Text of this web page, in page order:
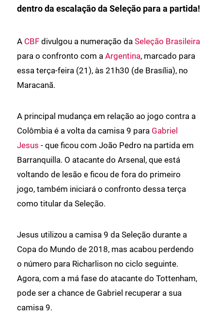
dentro da escalação da Seleção para a partida!
A CBF divulgou a numeração da Seleção Brasileira
para o confronto com a Argentina, marcado para
essa terça-feira (21), às 21h30 (de Brasília), no
Maracanã.
A principal mudança em relação ao jogo contra a
Colômbia é a volta da camisa 9 para Gabriel
Jesus - que ficou com João Pedro na partida em
Barranquilla. O atacante do Arsenal, que está
voltando de lesão e ficou de fora do primeiro
jogo, também iniciará o confronto dessa terça
como titular da Seleção.
Jesus utilizou a camisa 9 da Seleção durante a
Copa do Mundo de 2018, mas acabou perdendo
o número para Richarlison no ciclo seguinte.
Agora, com a má fase do atacante do Tottenham,
pode ser a chance de Gabriel recuperar a sua
camisa 9.